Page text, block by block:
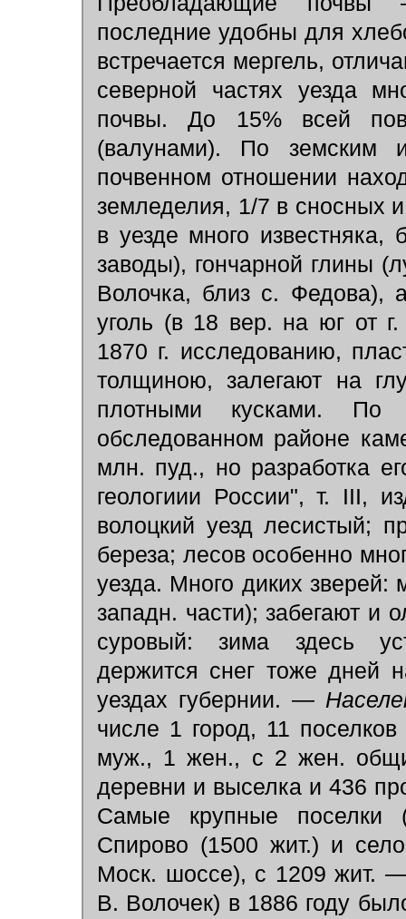
последние удобны для
встречается мергель,
северной частях уезда
почвы. До 15% всей
(валунами). По земским
почвенном отношении
земледелия, 1/7 в сносных
в уезде много известняка,
заводы), гончарной глины
Волочка, близ с. Федова),
уголь (в 18 вер. на юг от
1870 г. исследованию,
толщиною, залегают на
плотными кусками. По
обследованном районе
млн. пуд., но разработка
геологиии России", т. III,
волоцкий уезд лесистый;
береза; лесов особенно
уезда. Много диких
западн. части); забегают и
суровый: зима здесь
держится снег тоже
уездах губернии. —
числе 1 город, 11
муж., 1 жен., с 2 жен.
деревни и выселка и 436
Самые крупные поселки
Спирово (1500 жит.) и
Моск. шоссе), с 1209 жит.
В. Волочек) в 1886 году